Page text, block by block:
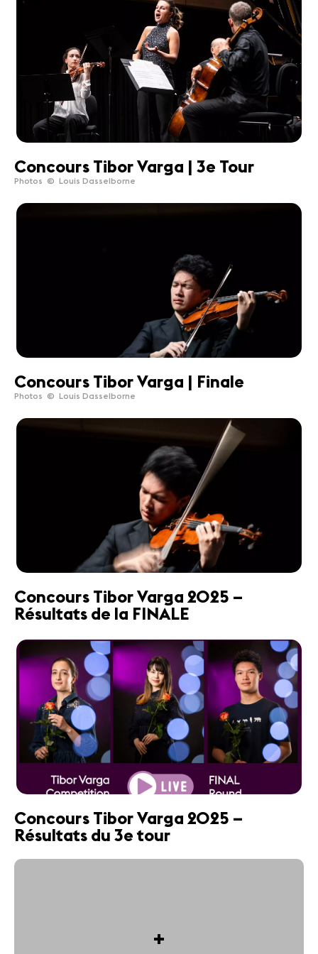
Concours Tibor Varga | 3e Tour
Photos © Louis Dasselborne
Concours Tibor Varga | Finale
Photos © Louis Dasselborne
Concours Tibor Varga 2025 –
Résultats de la FINALE
Concours Tibor Varga 2025 –
Résultats du 3e tour
+